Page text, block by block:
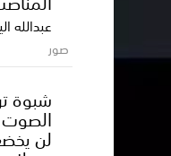
عبدالله
صور
شبوة
لن